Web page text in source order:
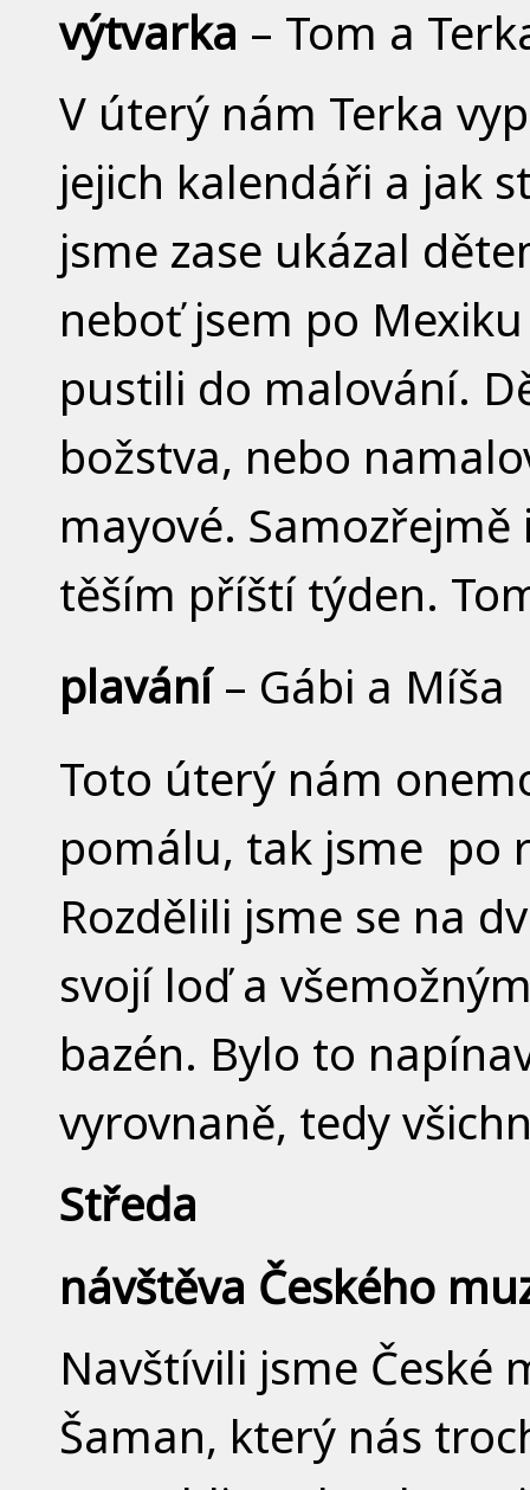
výtvarka – Tom a
V úterý nám Terka
jejich kalendáři a jak
jsme zase ukázal
neboť jsem po
pustili do malování.
božstva, nebo
mayové.
těším příští týden.
plavání– Gábi a Míša
Toto úterý nám
pomálu, tak jsme po
Rozdělili jsme se na
svojí loď a
bazén. Bylo to
vyrovnaně, tedy
Středa
návštěva Českého
Navštívili jsme
Šaman, který nás